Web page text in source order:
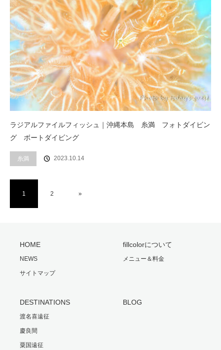
ラジアルファイルフィッシュ｜沖縄本島 糸満 フォトダイビン
グ ボートダイビング
糸満 2023.10.14
1 2 »
HOME
NEWS
サイトマップ
fillcolorについて
メニュー＆料金
DESTINATIONS
渡名喜遠征
慶良間
粟国遠征
BLOG